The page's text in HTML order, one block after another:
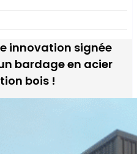
innovation signée
bardage en acier
bois !